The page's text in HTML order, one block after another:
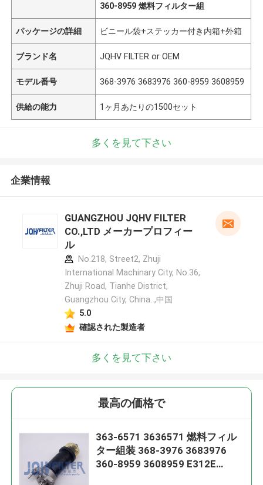
360-8959 燃料フィルター組
パッケージの詳細 ビニール袋+ステッカー付き内箱+外箱
ブランド名 JQHV FILTER or OEM
モデル番号 368-3976 3683976 360-8959 3608959
供給の能力 1ヶ月あたりの1500セット
多くを見て下さい
企業情報
GUANGZHOU JQHV FILTER
CO.,LTD メーカープロフィー
ル
No.218, Street2, Zhuji
International Machinary City, No.36,
Zhuji Road, Tianhe District,
Guangzhou City, China. ,中国
5.0
確認された製造者
多くを見て下さい
最高の価格で
363-6571 3636571 燃料フィル
ター組装 368-3976 3683976
360-8959 3608959 E312E